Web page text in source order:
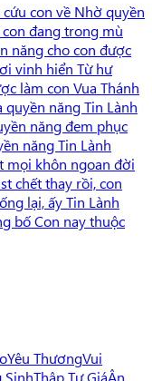
con về Nhờ quyền
đang trong mù
năng cho con được
vinh hiển Từ hư
làm con Vua Thánh
năng Tin Lành
năng đem phục
năng Tin Lành
mọi khôn ngoan đời
chết thay rồi, con
lại, ấy Tin Lành
bố Con nay thuộc
Yêu ThươngVui
SinhThập Tự GiáÂn